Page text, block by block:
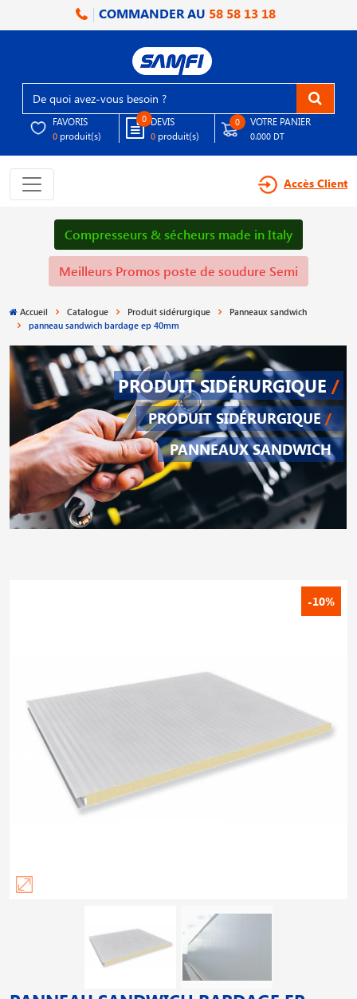
COMMANDER AU 58 58 13 18
FAVORIS
0 produit(s)
0 DEVIS
0 produit(s)
0 VOTRE PANIER
0.000 DT
Accès Client
Compresseurs & sécheurs made in Italy
Meilleurs Promos poste de soudure Semi
Accueil Catalogue Produit sidérurgique
Panneaux sandwich
panneau sandwich bardage ep 40mm
PRODUIT SIDÉRURGIQUE /
PRODUIT SIDÉRURGIQUE /
PANNEAUX SANDWICH
-10%